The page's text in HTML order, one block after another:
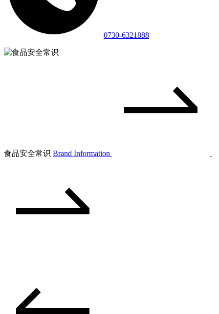
0730-6321888
食品安全常识 Brand Information